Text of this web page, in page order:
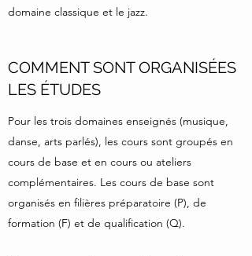
domaine classique et le jazz.
COMMENT SONT ORGANISÉES
LES ÉTUDES
Pour les trois domaines enseignés (musique,
danse, arts parlés), les cours sont groupés en
cours de base et en cours ou ateliers
complémentaires. Les cours de base sont
organisés en filières préparatoire (P), de
formation (F) et de qualification (Q).